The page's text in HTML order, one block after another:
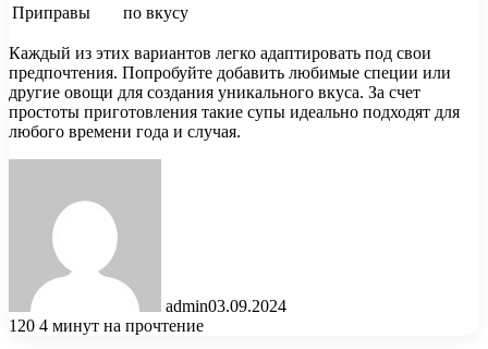
Приправы
по вкусу
Каждый из этих вариантов легко адаптировать под свои
предпочтения. Попробуйте добавить любимые специи или
другие овощи для создания уникального вкуса. За счет
простоты приготовления такие супы идеально подходят для
любого времени года и случая.
admin03.09.2024
120 4 минут на прочтение